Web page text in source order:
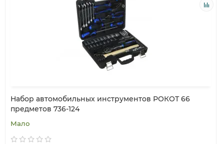
Набор автомобильных инструментов РОКОТ 66
предметов 736-124
Мало